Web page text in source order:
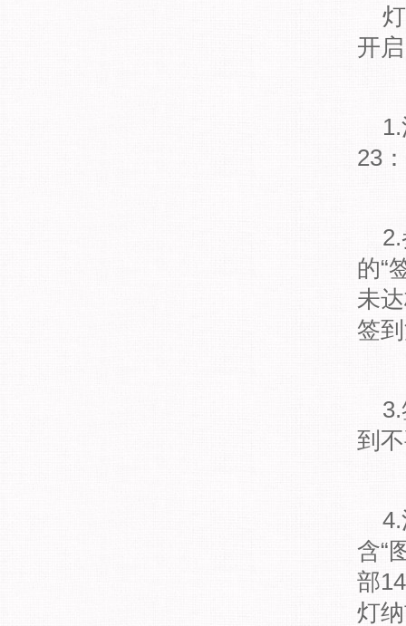
开
23
的“
未
签
到
含“
部
灯